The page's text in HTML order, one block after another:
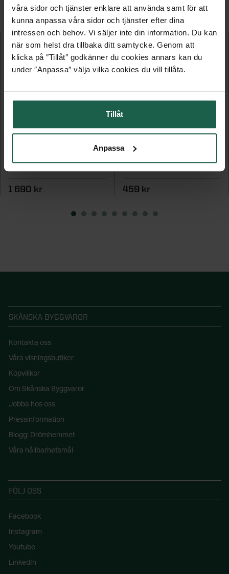
våra sidor och tjänster enklare att använda samt för att
kunna anpassa våra sidor och tjänster efter dina
intressen och behov. Vi säljer inte din information. Du kan
när som helst dra tillbaka ditt samtycke. Genom att
klicka på ″Tillåt″ godkänner du cookies annars kan du
under ″Anpassa″ välja vilka cookies du vill tillåta.
Tillåt
Anpassa
FLER PRODUKTER I DENNA KATEGORI
1 690 kr
TRÅDLÖS ÖPPNARE
459 kr
SKÅNSKA BYGGVAROR
Kontakta oss
Våra visningsbutiker
Köpvillkor
Om Skånska Byggvaror
Jobba hos oss
Pressinformation
Blogg: Drömhemmet
Våra hållbarhetsmål
FÖLJ OSS
Facebook
Instagram
Youtube
LinkedIn